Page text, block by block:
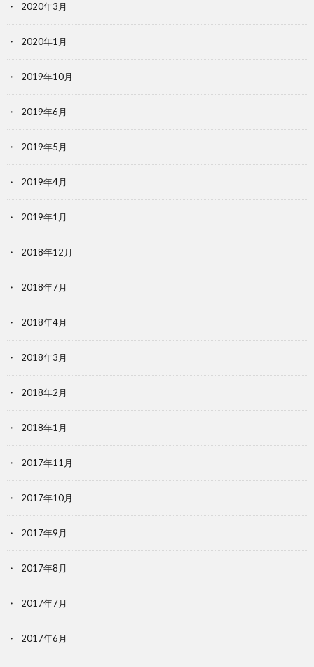
2020年3月
2020年1月
2019年10月
2019年6月
2019年5月
2019年4月
2019年1月
2018年12月
2018年7月
2018年4月
2018年3月
2018年2月
2018年1月
2017年11月
2017年10月
2017年9月
2017年8月
2017年7月
2017年6月